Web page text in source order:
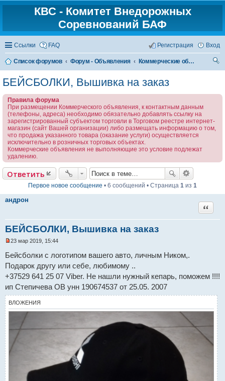
КВС - Комитет Внедорожных
Соревнований БАФ
Ссылки FAQ Вход
Регистрация
Список форумов Форум - Объявления
Коммерческие объявления
БЕЙСБОЛКИ, Вышивка на заказ
Правила форума
При размещении Коммерческого объявления, к контактным данным
(телефоны, адреса) необходимо обязательно добавлять ссылку на
зарегистрированный субъектом торговли в Торговом реестре интернет-
магазин (сайт Вашей организации) либо размещать информацию о том,
что продажа указанного товара (оказание услуги) осуществляется
исключительно в розничных торговых объектах.
Коммерческие объявления не выполняющие это условие подлежат
удалению.
Ответить
Первое новое сообщение • 6 сообщений • Страница 1 из 1
андрон
БЕЙСБОЛКИ, Вышивка на заказ
п
р
ч
и
т
н
н
с
о
б
23 мар 2019, 15:44
Бейсболки с логотипом вашего авто, личным Ником,.
Подарок другу или себе, любимому ..
+37529 641 25 07 Viber. Не нашли нужный кепарь, поможем !!!!
ип Степичева ОВ унн 190674537 от 25.05. 2007
ВЛОЖЕНИЯ